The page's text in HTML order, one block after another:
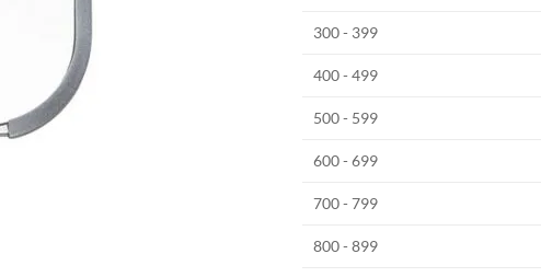
300 - 399
400 - 499
500 - 599
600 - 699
700 - 799
800 - 899